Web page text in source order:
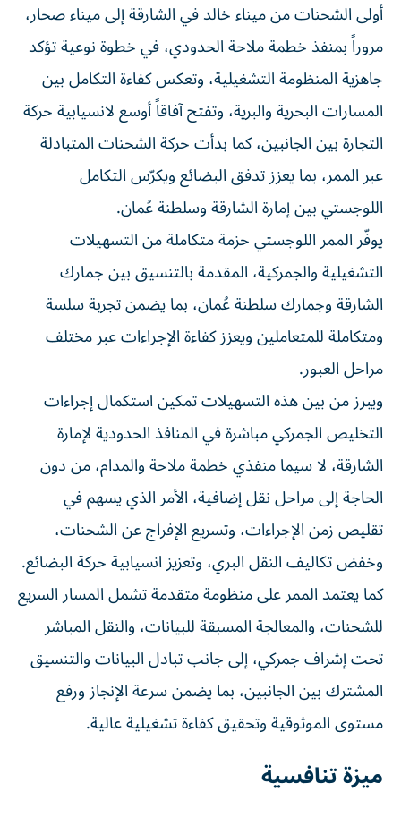
كما بدأت حركة الشحنات المتبادلة عبر الممر، بما يعزز تدفق
البضائع ويكرّس التكامل اللوجستي بين إمارة الشارقة وسلطنة
عُمان.
يوفّر الممر اللوجستي حزمة متكاملة من التسهيلات التشغيلية
والجمركية، المقدمة بالتنسيق بين جمارك الشارقة وجمارك
سلطنة عُمان، بما يضمن تجربة سلسة ومتكاملة للمتعاملين
ويعزز كفاءة الإجراءات عبر مختلف مراحل العبور.
ويبرز من بين هذه التسهيلات تمكين استكمال إجراءات
التخليص الجمركي مباشرة في المنافذ الحدودية لإمارة الشارقة،
لا سيما منفذي خطمة ملاحة والمدام، من دون الحاجة إلى
مراحل نقل إضافية، الأمر الذي يسهم في تقليص زمن
الإجراءات، وتسريع الإفراج عن الشحنات، وخفض تكاليف النقل
البري، وتعزيز انسيابية حركة البضائع.
كما يعتمد الممر على منظومة متقدمة تشمل المسار السريع
للشحنات، والمعالجة المسبقة للبيانات، والنقل المباشر تحت
إشراف جمركي، إلى جانب تبادل البيانات والتنسيق المشترك
بين الجانبين، بما يضمن سرعة الإنجاز ورفع مستوى الموثوقية
وتحقيق كفاءة تشغيلية عالية.
ميزة تنافسية
يتيح الممر مساراً لوجستياً مرناً مدعوماً بقرب جغرافي بين
منافذ الشارقة والموانئ العُمانية، لا سيما ميناء صحار، بما
يسهم في تقليص زمن العبور وتعزيز كفاءة العمليات، ويدعم
يدعم الممر اللوجستي عمليات الاستيراد والتصدير وإعادة